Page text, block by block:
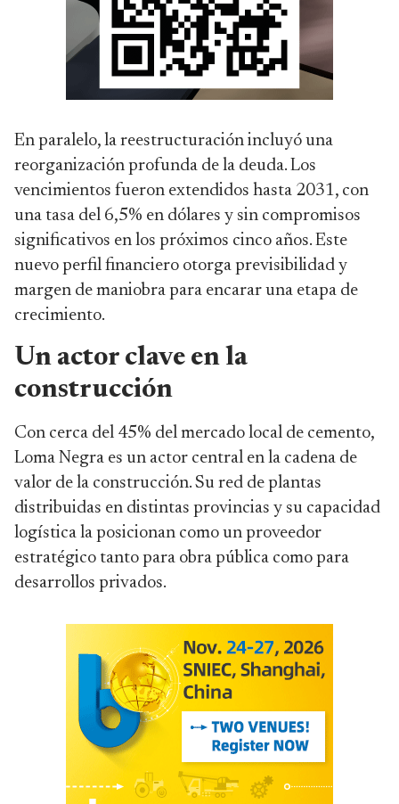
En paralelo, la reestructuración incluyó una
reorganización profunda de la deuda. Los
vencimientos fueron extendidos hasta 2031, con
una tasa del 6,5% en dólares y sin compromisos
significativos en los próximos cinco años. Este
nuevo perfil financiero otorga previsibilidad y
margen de maniobra para encarar una etapa de
crecimiento.
Un actor clave en la
construcción
Con cerca del 45% del mercado local de cemento,
Loma Negra es un actor central en la cadena de
valor de la construcción. Su red de plantas
distribuidas en distintas provincias y su capacidad
logística la posicionan como un proveedor
estratégico tanto para obra pública como para
desarrollos privados.